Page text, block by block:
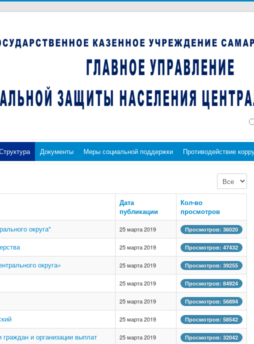
Документы Меры социальной поддержки Противодействие
Кол-во строк:
Дата
публикации
Кол-во
просмотров
округа"
25 марта 2019 Просмотров: 36020
25 марта 2019 Просмотров: 47432
округа» 25 марта 2019 Просмотров: 39255
25 марта 2019 Просмотров: 84924
25 марта 2019 Просмотров: 56894
25 марта 2019 Просмотров: 58542
и организации выплат 25 марта 2019 Просмотров: 32042